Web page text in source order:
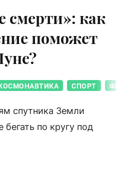
смерти»: как
поможет
СПОРТ
спутника Земли
по кругу под